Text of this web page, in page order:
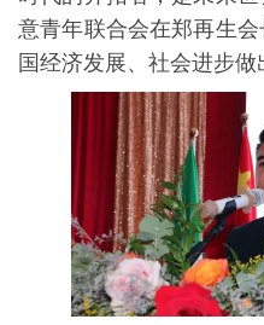
意青年联合会在郑再生
国经济发展、社会进步做